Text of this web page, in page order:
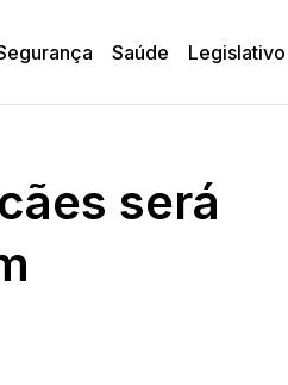
Saúde Legislativo
será